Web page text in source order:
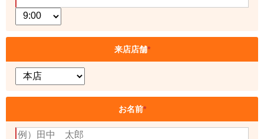
来店店舗*
お名前*